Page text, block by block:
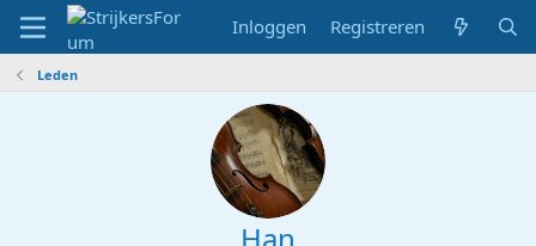
Inloggen Registreren
Leden